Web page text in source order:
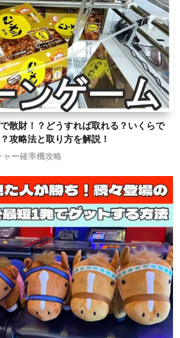
散財！？どうすれば取れる？いくらで
攻略法と取り方を解説！
ャー確率機攻略